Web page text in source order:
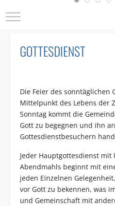
Mobile Menu Toggle
GOTTESDIENST
Die Feier des sonntäglichen
Mittelpunkt des Lebens der
Sonntag kommt die
Gott zu begegnen und ihn
Gottesdienstbesuchern
Jeder Hauptgottesdienst mit
Abendmahls beginnt mit
jeden Einzelnen
vor Gott zu bekennen, was
und Gemeinschaft mit